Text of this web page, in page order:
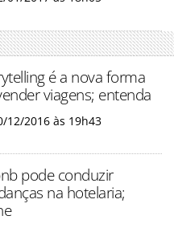
é a nova forma
viagens; entenda
12/2016 às 19h43
pode conduzir
na hotelaria;